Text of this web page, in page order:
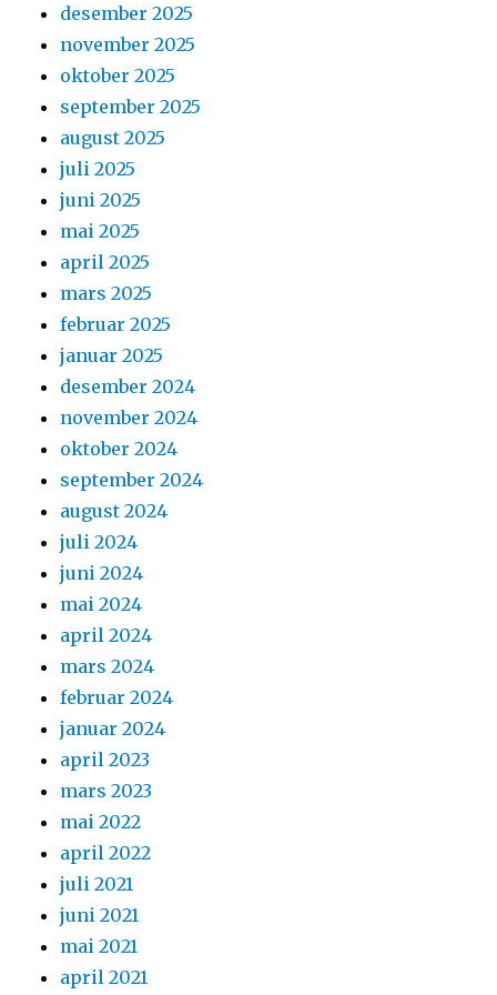
desember 2025
november 2025
oktober 2025
september 2025
august 2025
juli 2025
juni 2025
mai 2025
april 2025
mars 2025
februar 2025
januar 2025
desember 2024
november 2024
oktober 2024
september 2024
august 2024
juli 2024
juni 2024
mai 2024
april 2024
mars 2024
februar 2024
januar 2024
april 2023
mars 2023
mai 2022
april 2022
juli 2021
juni 2021
mai 2021
april 2021